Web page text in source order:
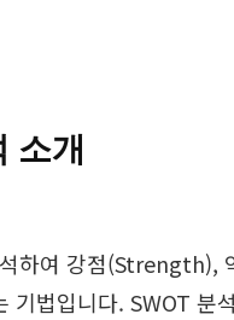
소개
하여 강점(Strength),
법입니다. SWOT 분